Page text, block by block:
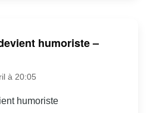
humoriste –
à 20:05
humoriste